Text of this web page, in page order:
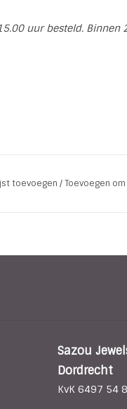
uur besteld. Binnen
toevoegen /Toevoegen
Sazou
Dordrecht
KvK 6497 54